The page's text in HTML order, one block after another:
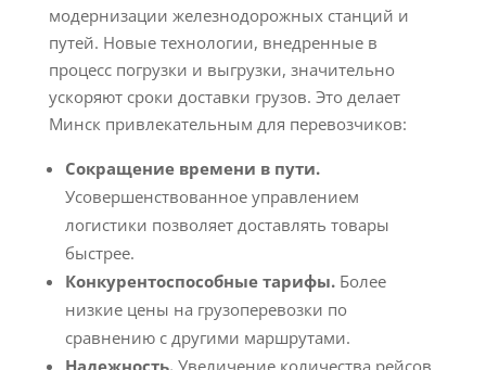
модернизации железнодорожных станций и
путей. Новые технологии, внедренные в
процесс погрузки и выгрузки, значительно
ускоряют сроки доставки грузов. Это делает
Минск привлекательным для перевозчиков:
Сокращение времени в пути.
Усовершенствованное управлением
логистики позволяет доставлять товары
быстрее.
Конкурентоспособные тарифы.Более
низкие цены на грузоперевозки по
сравнению с другими маршрутами.
Надежность.Увеличение количества рейсов